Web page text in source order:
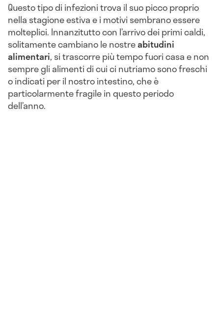
Questo tipo di infezioni trova il suo picco proprio
nella stagione estiva e i motivi sembrano essere
molteplici. Innanzitutto con l’arrivo dei primi caldi,
solitamente cambiano le nostreabitudini
alimentari, si trascorre più tempo fuori casa e non
sempre gli alimenti di cui ci nutriamo sono freschi
o indicati per il nostro intestino, che è
particolarmente fragile in questo periodo
dell’anno.